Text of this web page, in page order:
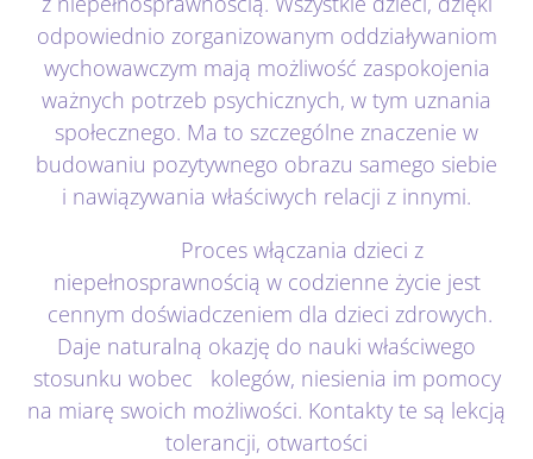
odpowiednio zorganizowanym oddziaływaniom
wychowawczym mają możliwość zaspokojenia
ważnych potrzeb psychicznych, w tym uznania
społecznego. Ma to szczególne znaczenie w
budowaniu pozytywnego obrazu samego siebie
i nawiązywania właściwych relacji z innymi.
Proces włączania dzieci z
niepełnosprawnością w codzienne życie jest
cennym doświadczeniem dla dzieci zdrowych.
Daje naturalną okazję do nauki właściwego
stosunku wobec kolegów, niesienia im pomocy
na miarę swoich możliwości. Kontakty te są lekcją
tolerancji, otwartości